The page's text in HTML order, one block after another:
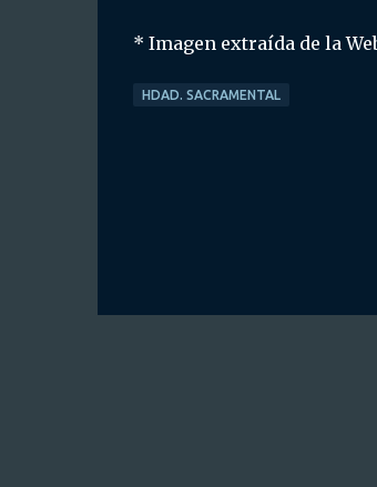
* Imagen extraída de la
HDAD. SACRAMENTAL